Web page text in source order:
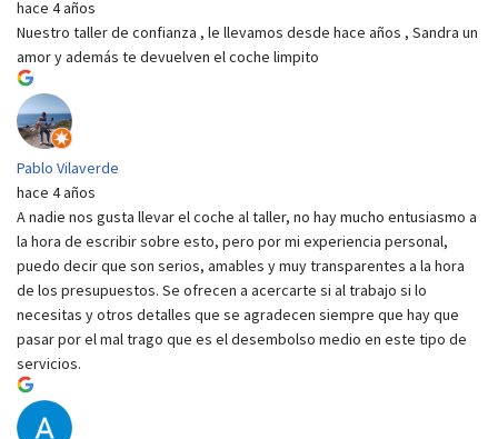
hace 4 años
Nuestro taller de confianza , le llevamos desde hace años , Sandra un
amor y además te devuelven el coche limpito
Pablo Vilaverde
hace 4 años
A nadie nos gusta llevar el coche al taller, no hay mucho entusiasmo a
la hora de escribir sobre esto, pero por mi experiencia personal,
puedo decir que son serios, amables y muy transparentes a la hora
de los presupuestos. Se ofrecen a acercarte si al trabajo si lo
necesitas y otros detalles que se agradecen siempre que hay que
pasar por el mal trago que es el desembolso medio en este tipo de
servicios.